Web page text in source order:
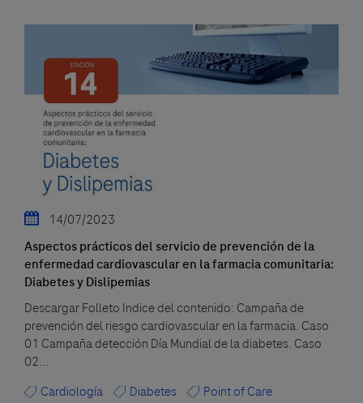
14/07/2023
Aspectos prácticos del servicio de prevención de la
enfermedad cardiovascular en la farmacia comunitaria:
Diabetes y Dislipemias
Descargar Folleto Indice del contenido: Campaña de
prevención del riesgo cardiovascular en la farmacia. Caso
01 Campaña detección Día Mundial de la diabetes. Caso
02...
Cardiología
Diabetes
Point of Care